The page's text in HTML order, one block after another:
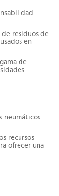
residuos de
en
de
neumáticos
recursos
ofrecer una